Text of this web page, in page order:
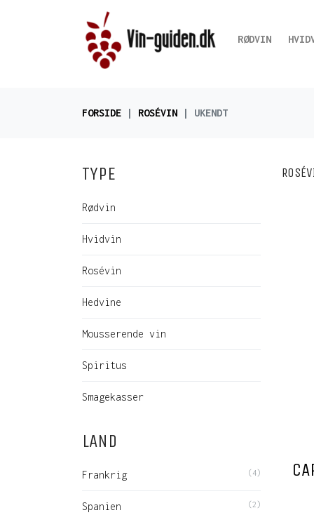
RØDVIN
FORSIDE ROSÉVIN UKENDT
TYPE
Rødvin
Hvidvin
Rosévin
Hedvine
Mousserende vin
Spiritus
Smagekasser
LAND
Frankrig (4)
Spanien (2)